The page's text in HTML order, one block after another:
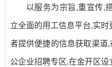
以服务为宗旨,重宣传,
立全面的用工信息平台,实
者提供便捷的信息获取渠道
公企业招聘专区,在金开区